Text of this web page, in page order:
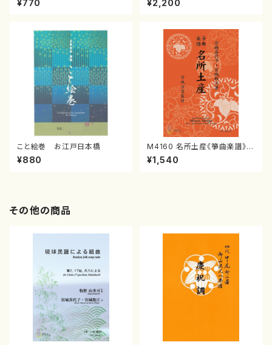
箏独奏 /大平光美 編曲/楽
¥770
楽譜）
¥2,200
こと絵巻 お江戸日本橋
¥880
M4160 名所土産《箏曲楽譜》
（箏/宮城喜代子・宮城数江著・
宮城宗家監修/箏曲古典楽譜）
¥1,540
その他の商品